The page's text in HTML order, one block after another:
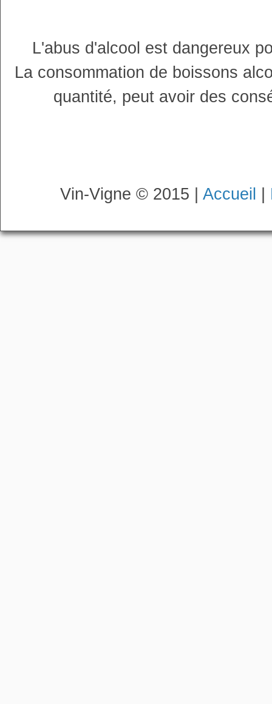
L'abus d'alcool est dangereux
La consommation de boissons
quantité, peut avoir des
Vin-Vigne © 2015 | Accueil